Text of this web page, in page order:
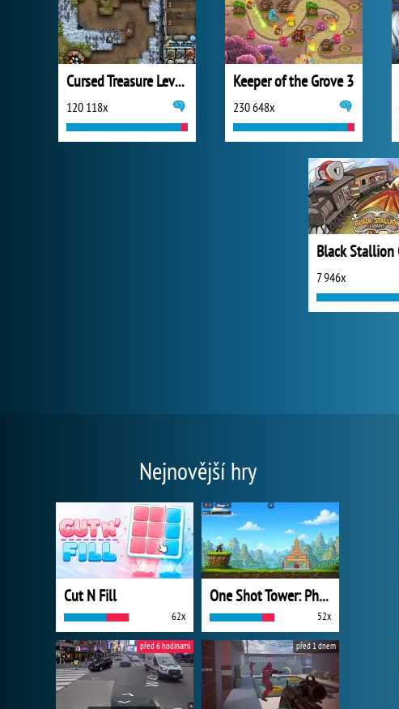
Cursed Treasure Level Pack
120 118x
Keeper of the Grove 3
230 648x
7 946x
Nejnovější hry
Cut N Fill
62x
One Shot Tower: Physics Destroyer
52x
před 6 hodinami před 1 dnem